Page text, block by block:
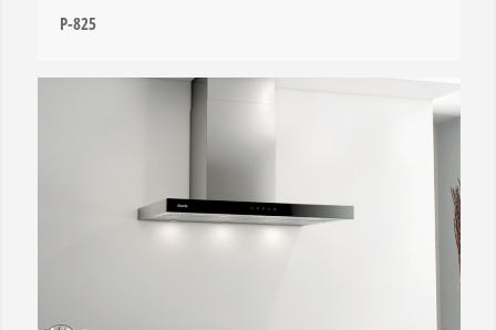
P-825